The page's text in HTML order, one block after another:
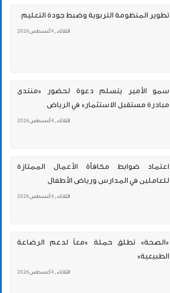
تطوير المنظومة التربوية وضبط جودة التعليم
الثلاثاء , 4 أغسطس 2026
سمو الأمير يتسلم دعوة لحضور «منتدى
مبادرة مستقبل الاستثمار» في الرياض
الثلاثاء , 4 أغسطس 2026
اعتماد ضوابط مكافأة الأعمال الممتازة
للعاملين في المدارس ورياض الأطفال
الثلاثاء , 4 أغسطس 2026
«الصحة» تطلق حملة «معاً لدعم الرضاعة
الطبيعية»
الثلاثاء , 4 أغسطس 2026